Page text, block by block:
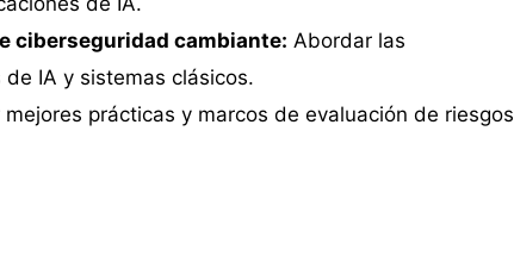
ciberseguridad cambiante: Abordar las
IA y sistemas clásicos.
mejores prácticas y marcos de evaluación de riesgos